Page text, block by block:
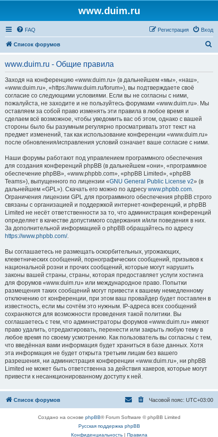
www.duim.ru
FAQ Вход
Регистрация
Список форумов
www.duim.ru - Общие правила
Заходя на конференцию «www.duim.ru» (в дальнейшем «мы», «наш»,
«www.duim.ru», «https://www.duim.ru/forum»), вы подтверждаете своё
согласие со следующими условиями. Если вы не согласны с ними,
пожалуйста, не заходите и не пользуйтесь форумами «www.duim.ru». Мы
оставляем за собой право изменять эти правила в любое время и
сделаем всё возможное, чтобы уведомить вас об этом, однако с вашей
стороны было бы разумным регулярно просматривать этот текст на
предмет изменений, так как использование конференции «www.duim.ru»
после обновления/исправления условий означает ваше согласие с ними.
Наши форумы работают под управлением программного обеспечения
для создания конференций phpBB (в дальнейшем «они», «программное
обеспечение phpBB», «www.phpbb.com», «phpBB Limited», «phpBB
Teams»), выпущенного по лицензии «GNU General Public License v2» (в
дальнейшем «GPL»). Скачать его можно по адресу www.phpbb.com.
Ограничения лицензии GPL для программного обеспечения phpBB строго
связаны с организацией и поддержкой интернет-конференций, и phpBB
Limited не несёт ответственности за то, что администрация конференций
определяет в качестве допустимого содержания и/или поведения в них.
За дополнительной информацией о phpBB обращайтесь по адресу
https://www.phpbb.com/.
Вы соглашаетесь не размещать оскорбительных, угрожающих,
клеветнических сообщений, порнографических сообщений, призывов к
национальной розни и прочих сообщений, которые могут нарушить
законы вашей страны, страны, которая предоставляет услуги хостинга
для форумов «www.duim.ru» или международное право. Попытки
размещения таких сообщений могут привести к вашему немедленному
отключению от конференции, при этом ваш провайдер будет поставлен в
известность, если мы сочтём это нужным. IP-адреса всех сообщений
сохраняются для возможности проведения такой политики. Вы
соглашаетесь с тем, что администраторы форумов «www.duim.ru» имеют
право удалить, отредактировать, перенести или закрыть любую тему в
любое время по своему усмотрению. Как пользователь вы согласны с тем,
что введённая вами информация будет храниться в базе данных. Хотя
эта информация не будет открыта третьим лицам без вашего
разрешения, ни администрация конференции «www.duim.ru», ни phpBB
Limited не может быть ответственна за действия хакеров, которые могут
привести к несанкционированному доступу к ней.
Список форумов Часовой пояс: UTC+03:00
Создано на основе phpBB® Forum Software © phpBB Limited
Русская поддержка phpBB
Конфиденциальность| Правила